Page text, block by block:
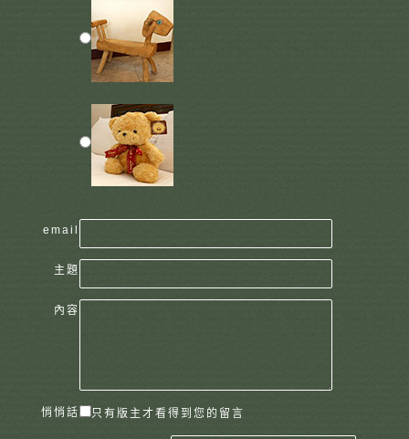
email
主題
內容
悄悄話 只有版主才看得到您的留言